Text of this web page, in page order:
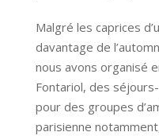
Malgré les caprices
davantage de
nous avons organisé
Fontariol, des
pour des groupes
parisienne